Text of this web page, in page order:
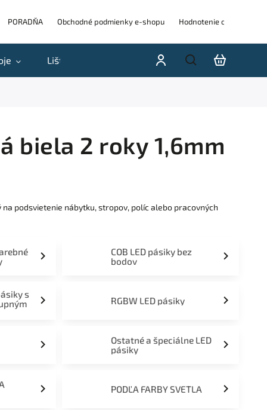
PORADŇA Obchodné podmienky e-shopu Hodnotenie obchodu
Lišty Akcie a výpredaje Blog
biela 2 roky 1,6mm
na podsvietenie nábytku, stropov, políc alebo pracovných
COB LED pásiky bez
bodov
s
RGBW LED pásiky
Ostatné a špeciálne LED
pásiky
PODĽA FARBY SVETLA